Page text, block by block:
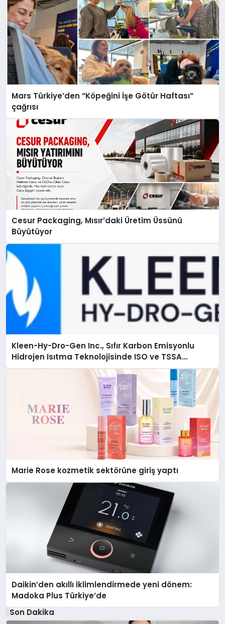
Mars Türkiye’den “Köpeğini İşe Götür Haftası”
çağrısı
Cesur Packaging, Mısır’daki Üretim Üssünü
Büyütüyor
Kleen-Hy-Dro-Gen Inc., Sıfır Karbon Emisyonlu
Hidrojen Isıtma Teknolojisinde ISO ve TSSA
Düzenleyici Onaylarını Aldı
Marie Rose kozmetik sektörüne giriş yaptı
Daikin’den akıllı iklimlendirmede yeni dönem:
Madoka Plus Türkiye’de
Son Dakika